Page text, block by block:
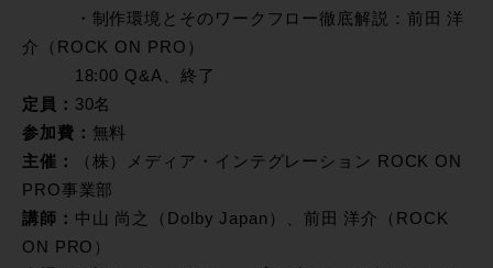
・制作環境とそのワークフロー徹底解説：前田 洋
介（ROCK ON PRO）
18:00 Q&A、終了
定員： 30名
参加費： 無料
主催：
（株）メディア・インテグレーション ROCK ON
PRO事業部
講師： 中山 尚之（Dolby Japan）、前田 洋介（ROCK
ON PRO）